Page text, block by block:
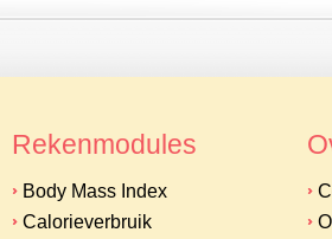
Rekenmodules
Body Mass Index
Calorieverbruik